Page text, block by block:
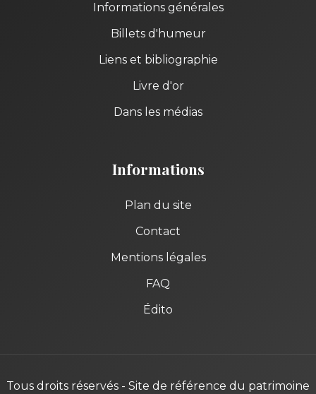
Informations générales
Billets d'humeur
Liens et bibliographie
Livre d'or
Dans les médias
Informations
Plan du site
Contact
Mentions légales
FAQ
Édito
Tous droits réservés - Site de référence du patrimoine